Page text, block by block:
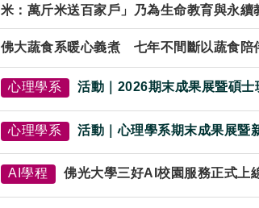
米：萬斤米送百家戶」乃為生命教育與永續
佛大蔬食系暖心義煮 七年不間斷以蔬食陪
心理學系 活動｜2026期末成果展暨碩士
心理學系 活動｜心理學系期末成果展暨
AI學程 佛光大學三好AI校園服務正式上